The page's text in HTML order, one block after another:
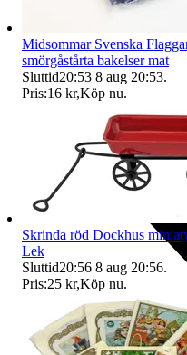
Midsommar Svenska
smörgåstårta bakelser mat
Sluttid20:53 8 aug 20:53.
Pris:16 kr,Köp nu.
Skrinda röd Dockhus
Lek
Sluttid20:56 8 aug 20:56.
Pris:25 kr,Köp nu.